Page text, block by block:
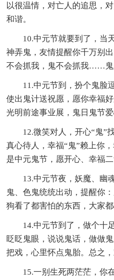
以很温情，对亡人的追思，
和谐。
10.中元节就要到了，当
神弄鬼，友情提醒你千万别
不会抓我，鬼不会抓我……鬼
11.中元节到，扮个鬼脸逗
使出鬼计送祝愿，愿你幸福
光明前途事业展，鬼日鬼节
12.微笑对人，开心“鬼”
真心待人，幸福“鬼”赖上你
是中元鬼节，愿开心、幸福
13.中元节夜，妖魔、幽
鬼、色鬼统统出动，提醒你
狗看了都害怕的东西，大家都
14.中元节到了，做个十足
眨眨鬼眼，说说鬼话，做做
把戏，心里怀点鬼胎。总之，
15.一别生死两茫茫，你在